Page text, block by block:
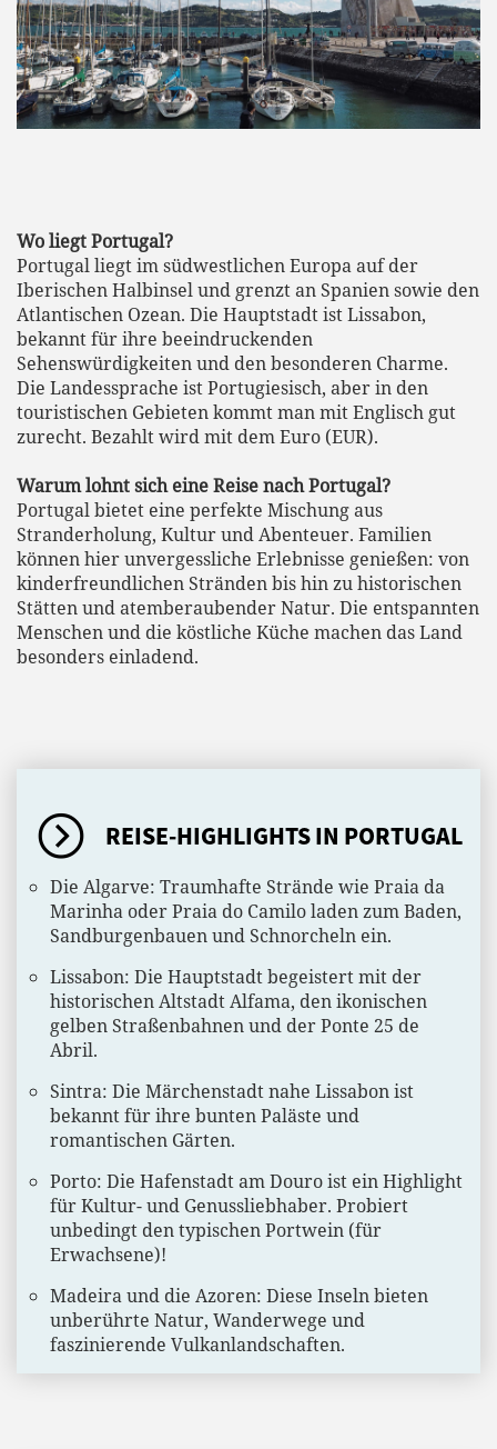
Wo liegt Portugal?
Portugal liegt im südwestlichen Europa auf der
Iberischen Halbinsel und grenzt an Spanien sowie den
Atlantischen Ozean. Die Hauptstadt ist Lissabon,
bekannt für ihre beeindruckenden
Sehenswürdigkeiten und den besonderen Charme.
Die Landessprache ist Portugiesisch, aber in den
touristischen Gebieten kommt man mit Englisch gut
zurecht. Bezahlt wird mit dem Euro (EUR).
Warum lohnt sich eine Reise nach Portugal?
Portugal bietet eine perfekte Mischung aus
Stranderholung, Kultur und Abenteuer. Familien
können hier unvergessliche Erlebnisse genießen: von
kinderfreundlichen Stränden bis hin zu historischen
Stätten und atemberaubender Natur. Die entspannten
Menschen und die köstliche Küche machen das Land
besonders einladend.
REISE-HIGHLIGHTS IN PORTUGAL
Die Algarve: Traumhafte Strände wie Praia da
Marinha oder Praia do Camilo laden zum Baden,
Sandburgenbauen und Schnorcheln ein.
Lissabon: Die Hauptstadt begeistert mit der
historischen Altstadt Alfama, den ikonischen
gelben Straßenbahnen und der Ponte 25 de
Abril.
Sintra: Die Märchenstadt nahe Lissabon ist
bekannt für ihre bunten Paläste und
romantischen Gärten.
Porto: Die Hafenstadt am Douro ist ein Highlight
für Kultur- und Genussliebhaber. Probiert
unbedingt den typischen Portwein (für
Erwachsene)!
Madeira und die Azoren: Diese Inseln bieten
unberührte Natur, Wanderwege und
faszinierende Vulkanlandschaften.